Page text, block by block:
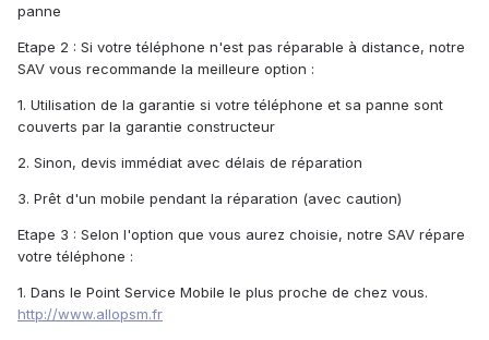
panne
Etape 2 : Si votre téléphone n'est pas réparable à distance, notre
SAV vous recommande la meilleure option :
1. Utilisation de la garantie si votre téléphone et sa panne sont
couverts par la garantie constructeur
2. Sinon, devis immédiat avec délais de réparation
3. Prêt d'un mobile pendant la réparation (avec caution)
Etape 3 : Selon l'option que vous aurez choisie, notre SAV répare
votre téléphone :
1. Dans le Point Service Mobile le plus proche de chez vous.
http://www.allopsm.fr